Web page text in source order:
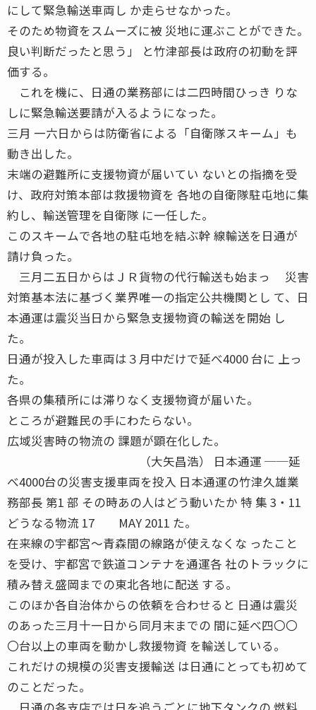
にして緊急輸送車両し か走らせなかった。
そのため物資をスムーズに被 災地に運ぶことができた。
良い判断だったと思う」 と竹津部長は政府の初動を評
価する。
これを機に、日通の業務部には二四時間ひっき りな
しに緊急輸送要請が入るようになった。
三月 一六日からは防衛省による「自衛隊スキーム」も
動き出した。
末端の避難所に支援物資が届いてい ないとの指摘を受
け、政府対策本部は救援物資を 各地の自衛隊駐屯地に集
約し、輸送管理を自衛隊 に一任した。
このスキームで各地の駐屯地を結ぶ幹 線輸送を日通が
請け負った。
三月二五日からはＪＲ貨物の代行輸送も始まっ 災害
対策基本法に基づく業界唯一の指定公共機関とし て、日
本通運は震災当日から緊急支援物資の輸送を開始 し
た。
日通が投入した車両は３月中だけで延べ4000 台に 上っ
た。
各県の集積所には滞りなく支援物資が届いた。
ところが避難民の手にわたらない。
広域災害時の物流の 課題が顕在化した。
（大矢昌浩） 日本通運 ──延
べ4000台の災害支援車両を投入 日本通運の竹津久雄業
務部長 第1 部 その時あの人はどう動いたか 特 集 3・11
どうなる物流 17 MAY 2011 た。
在来線の宇都宮〜青森間の線路が使えなくな ったこと
を受け、宇都宮で鉄道コンテナを通運各 社のトラックに
積み替え盛岡までの東北各地に配送 する。
このほか各自治体からの依頼を合わせると 日通は震災
のあった三月十一日から同月末までの 間に延べ四〇〇
〇台以上の車両を動かし救援物資 を輸送している。
これだけの規模の災害支援輸送 は日通にとっても初めて
のことだった。